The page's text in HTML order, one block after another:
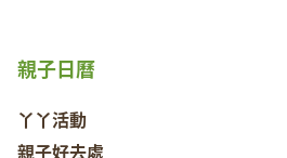
親子日曆
丫丫活動
親子好去處